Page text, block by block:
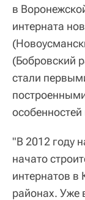
в
интерната
(Бобровский
стали
"В 2012 году
начато
интернатов
районах. Уже